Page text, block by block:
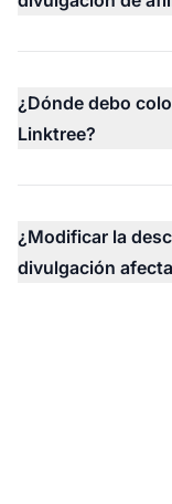
¿Dónde debo
Linktree?
¿Modificar la
divulgación